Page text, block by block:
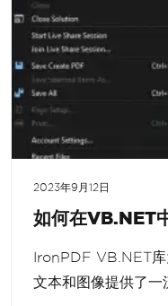
2023年9月12日
如何在VB.NET
IronPDF VB.NET库
文本和图像提供了一